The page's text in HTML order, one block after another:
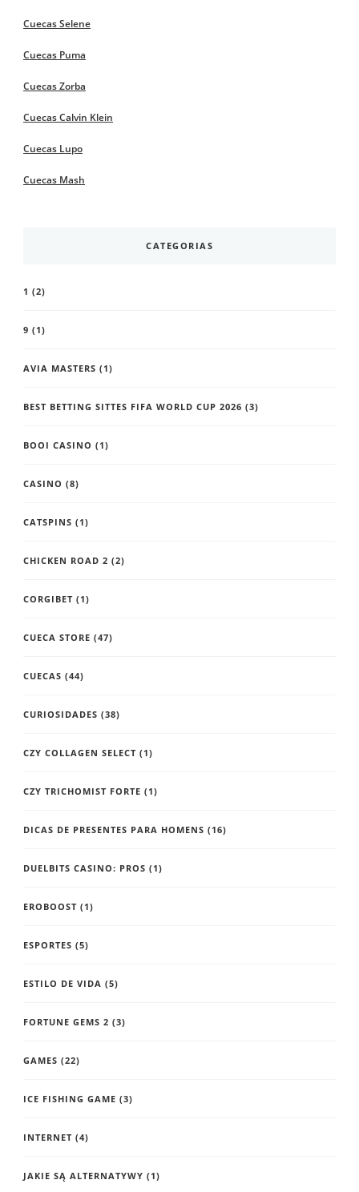
Cuecas Selene
Cuecas Puma
Cuecas Zorba
Cuecas Calvin Klein
Cuecas Lupo
Cuecas Mash
CATEGORIAS
1 (2)
9 (1)
AVIA MASTERS (1)
BEST BETTING SITTES FIFA WORLD CUP 2026 (3)
BOOI CASINO (1)
CASINO (8)
CATSPINS (1)
CHICKEN ROAD 2 (2)
CORGIBET (1)
CUECA STORE (47)
CUECAS (44)
CURIOSIDADES (38)
CZY COLLAGEN SELECT (1)
CZY TRICHOMIST FORTE (1)
DICAS DE PRESENTES PARA HOMENS (16)
DUELBITS CASINO: PROS (1)
EROBOOST (1)
ESPORTES (5)
ESTILO DE VIDA (5)
FORTUNE GEMS 2 (3)
GAMES (22)
ICE FISHING GAME (3)
INTERNET (4)
JAKIE SĄ ALTERNATYWY (1)